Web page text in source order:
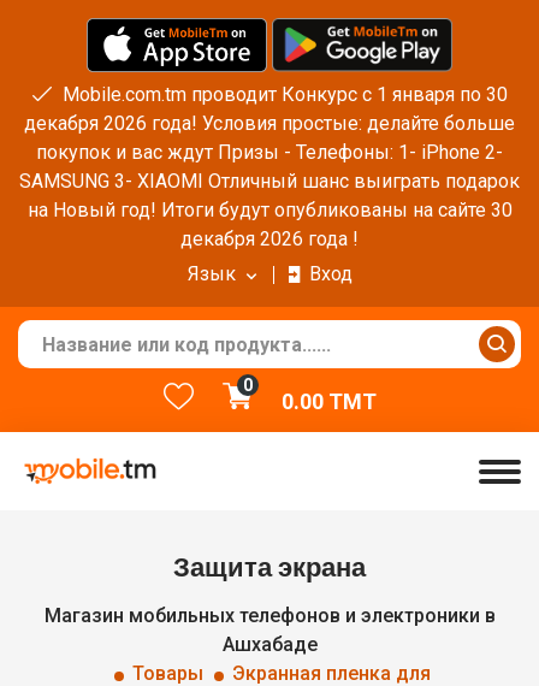
Mobile.com.tm проводит Конкурс с 1 января по 30
декабря 2026 года! Условия простые: делайте больше
покупок и вас ждут Призы - Телефоны: 1- iPhone 2-
SAMSUNG 3- XIAOMI Отличный шанс выиграть подарок
на Новый год! Итоги будут опубликованы на сайте 30
декабря 2026 года !
Язык
Вход
0
0.00TMT
Защита экрана
Магазин мобильных телефонов и электроники в
Ашхабаде
Товары
Экранная пленка для